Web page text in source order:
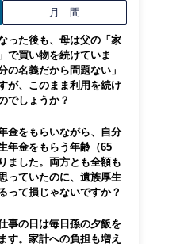
月 間
った後も、母は父の「家
で買い物を続けていま
の名義だから問題ない」
が、このまま利用を続け
でしょうか？
金をもらいながら、自分
年金をもらう年齢（65
ました。両方とも全額も
っていたのに、遺族厚生
って損じゃないですか？
事の日は毎日孫の夕飯を
す。家計への負担も増え